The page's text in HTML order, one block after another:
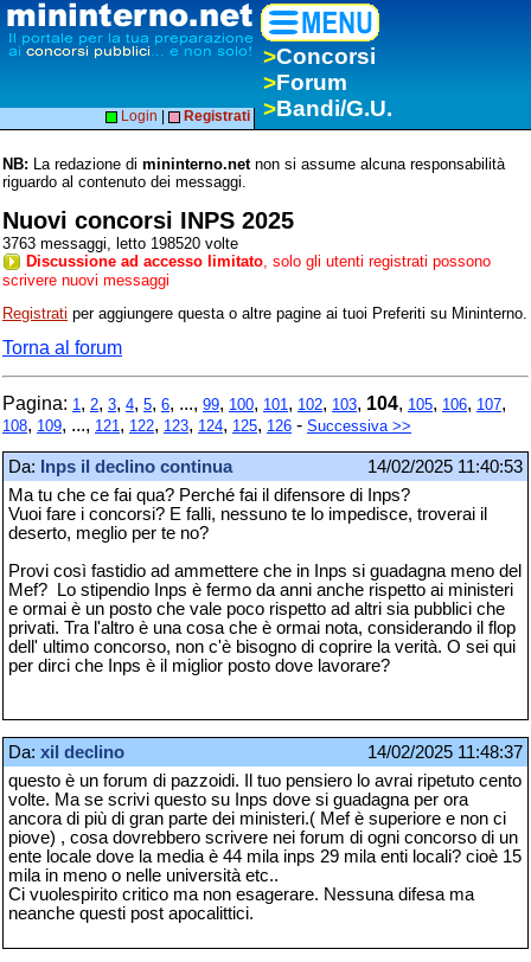
>Concorsi
>Forum
>Bandi/G.U.
Login Registrati
NB: La redazione di mininterno.netnon si assume alcuna responsabilità
riguardo al contenuto dei messaggi.
Nuovi concorsi INPS 2025
3763 messaggi, letto 198520 volte
Discussione ad accesso limitato , solo gli utenti registrati possono
scrivere nuovi messaggi
Registrati per aggiungere questa o altre pagine ai tuoi Preferiti su Mininterno.
Torna al forum
Pagina: 1 , 2, 3, 4, 5, 6, ..., 99, 100, 101 , 102, 103, 104, 105, 106, 107,
108, 109, ..., 121 , 122, 123, 124, 125, 126 - Successiva >>
Da: Inps il declino continua
14/02/2025 11:40:53
Ma tu che ce fai qua? Perché fai il difensore di Inps?
Vuoi fare i concorsi? E falli, nessuno te lo impedisce, troverai il
deserto, meglio per te no?
Provi così fastidio ad ammettere che in Inps si guadagna meno del
Mef? Lo stipendio Inps è fermo da anni anche rispetto ai ministeri
e ormai è un posto che vale poco rispetto ad altri sia pubblici che
privati. Tra l'altro è una cosa che è ormai nota, considerando il flop
dell' ultimo concorso, non c'è bisogno di coprire la verità. O sei qui
per dirci che Inps è il miglior posto dove lavorare?
Da: xil declino
14/02/2025 11:48:37
questo è un forum di pazzoidi. Il tuo pensiero lo avrai ripetuto cento
volte. Ma se scrivi questo su Inps dove si guadagna per ora
ancora di più di gran parte dei ministeri.( Mef è superiore e non ci
piove) , cosa dovrebbero scrivere nei forum di ogni concorso di un
ente locale dove la media è 44 mila inps 29 mila enti locali? cioè 15
mila in meno o nelle università etc..
Ci vuolespirito critico ma non esagerare. Nessuna difesa ma
neanche questi post apocalittici.